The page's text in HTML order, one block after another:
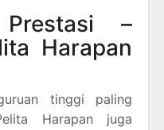
–
Harapan
tinggi paling
Harapan juga